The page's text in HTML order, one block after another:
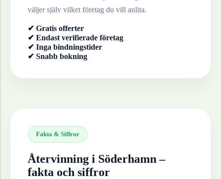
väljer själv vilket företag du vill anlita.
✔ Gratis offerter
✔ Endast verifierade företag
✔ Inga bindningstider
✔ Snabb bokning
Fakta & Siffror
Återvinning i Söderhamn –
fakta och siffror